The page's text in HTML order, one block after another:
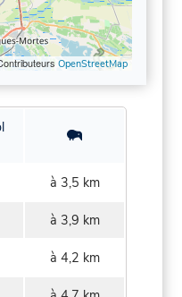
OpenStreetMap
à 3,5 km
à 3,9 km
à 4,2 km